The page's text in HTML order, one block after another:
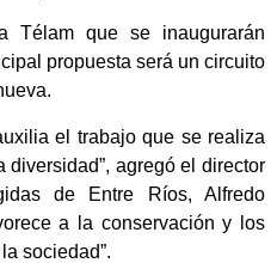
Télam que se inaugurarán
propuesta será un circuito
el trabajo que se realiza
diversidad”, agregó el director
de Entre Ríos, Alfredo
a la conservación y los
sociedad”.